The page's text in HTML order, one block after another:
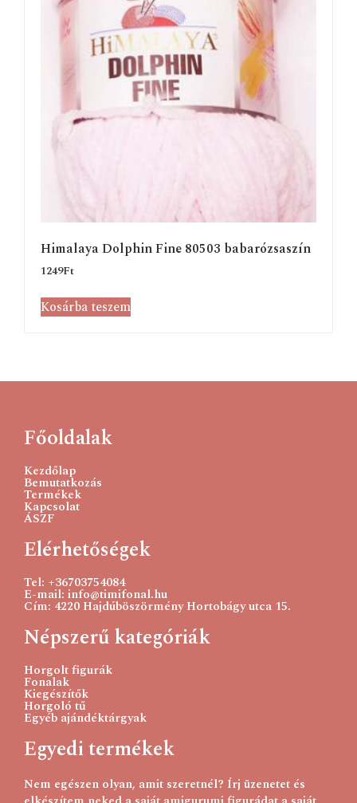
Himalaya Dolphin Fine 80503 babarózsaszín
1249Ft
Kosárba teszem
Főoldalak
Kezdőlap
Bemutatkozás
Termékek
Kapcsolat
ÁSZF
Elérhetőségek
Tel: +36703754084
E-mail: info@timifonal.hu
Cím: 4220 Hajdúböszörmény Hortobágy utca 15.
Népszerű kategóriák
Horgolt figurák
Fonalak
Kiegészítők
Horgoló tű
Egyéb ajándéktárgyak
Egyedi termékek
Nem egészen olyan, amit szeretnél? Írj üzenetet és